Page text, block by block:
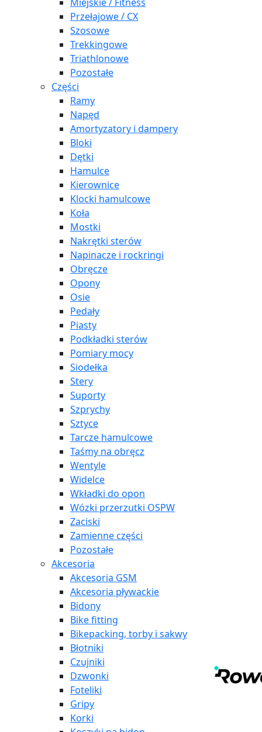
Przełajowe / CX
Szosowe
Trekkingowe
Triathlonowe
Pozostałe
Części
Ramy
Napęd
Amortyzatory i dampery
Bloki
Dętki
Hamulce
Kierownice
Klocki hamulcowe
Koła
Mostki
Nakrętki sterów
Napinacze i rockringi
Obręcze
Opony
Osie
Pedały
Piasty
Podkładki sterów
Pomiary mocy
Siodełka
Stery
Suporty
Szprychy
Sztyce
Tarcze hamulcowe
Taśmy na obręcz
Wentyle
Widelce
Wkładki do opon
Wózki przerzutki OSPW
Zaciski
Zamienne części
Pozostałe
Akcesoria
Akcesoria GSM
Akcesoria pływackie
Bidony
Bike fitting
Bikepacking, torby i sakwy
Błotniki
Czujniki
Dzwonki
Foteliki
Gripy
Korki